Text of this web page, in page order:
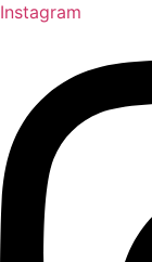
Instagram